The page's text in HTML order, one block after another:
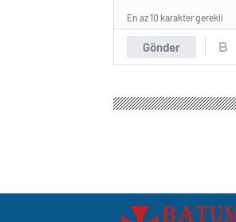
Gönder
En az 10 karakter gerekli